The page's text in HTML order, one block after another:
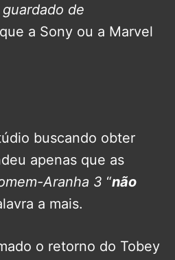
de
a Sony ou a Marvel
buscando obter
apenas que as
Aranha 3 “não
a mais.
o retorno do Tobey